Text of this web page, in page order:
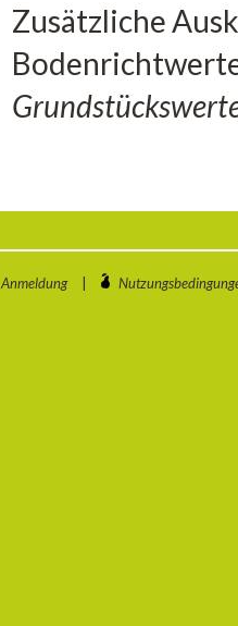
Zusätzliche
Anmeldung